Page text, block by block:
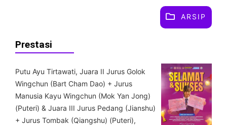
ARSIP
Prestasi
Putu Ayu Tirtawati, Juara II Jurus Golok
Wingchun (Bart Cham Dao) + Jurus
Manusia Kayu Wingchun (Mok Yan Jong)
(Puteri) & ⁠Juara III Jurus Pedang (Jianshu)
+ Jurus Tombak (Qiangshu) (Puteri),